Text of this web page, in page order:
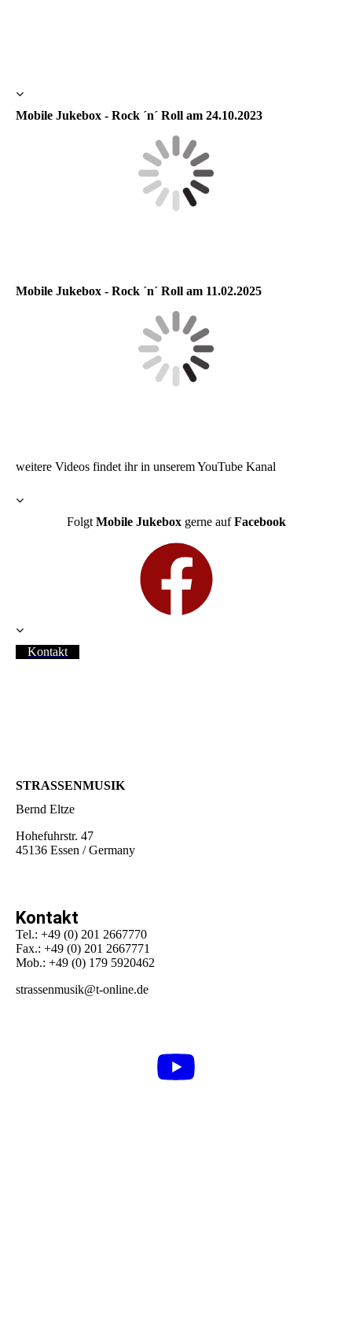
Mobile Jukebox - Rock ´n´ Roll am 24.10.2023
Mobile Jukebox - Rock ´n´ Roll am 11.02.2025
weitere Videos findet ihr in unserem YouTube Kanal
FolgtMobile Jukebox gerne aufFacebook
Kontakt
STRASSENMUSIK
Bernd Eltze
Hohefuhrstr. 47
45136 Essen / Germany
Kontakt
Tel.: +49 (0) 201 2667770
Fax.: +49 (0) 201 2667771
Mob.: +49 (0) 179 5920462
strassenmusik@t-online.de